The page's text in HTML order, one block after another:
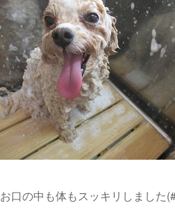
お口の中も体もスッキリしました